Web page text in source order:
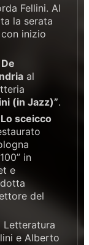
Fellini. Al
la serata
con inizio
al
(in Jazz)”.
Lo sceicco
in
e
del
Letteratura
e Alberto